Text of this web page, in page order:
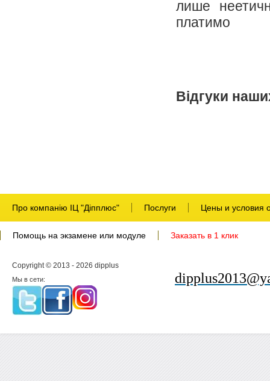
лише
платимо
Відгуки
Про компанію ІЦ "Діпплюс" Послуги Цены и условия
Помощь на экзамене или модуле Заказать в 1 клик
Copyright © 2013 - 2026 dipplus
Мы в сети: